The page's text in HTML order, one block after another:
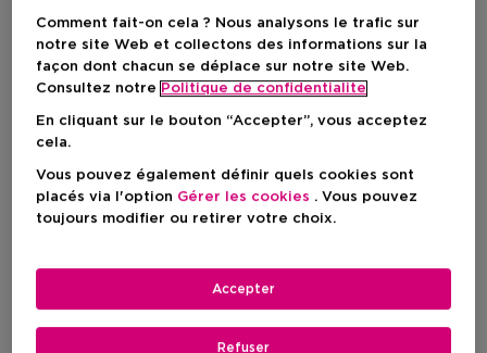
LANCÔME
Hydra Zen
Coffret Découverte Hydra
Zen - Routine Hydratante &
Coffret Cadeau
Comment fait-on cela ? Nous analysons le trafic sur
notre site Web et collectons des informations sur la
façon dont chacun se déplace sur notre site Web.
Consultez notre Politique de confidentialite
En cliquant sur le bouton “Accepter”, vous acceptez
cela.
Vous pouvez également définir quels cookies sont
placés via l'option Gérer les cookies . Vous pouvez
toujours modifier ou retirer votre choix.
Refuser
Accepter